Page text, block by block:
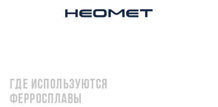
Где используются
ферросплавы